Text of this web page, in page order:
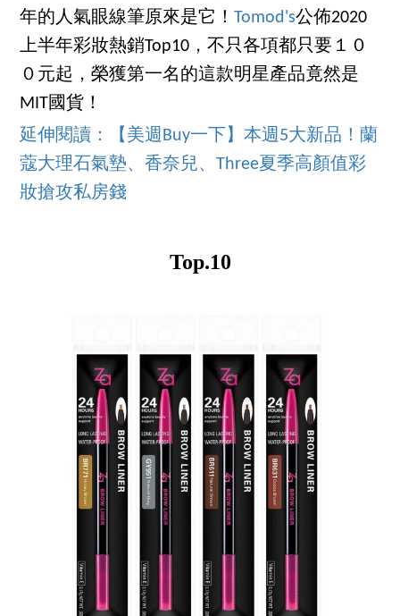
年的人氣眼線筆原來是它！Tomod's公佈2020
上半年彩妝熱銷Top10，不只各項都只要１０
０元起，榮獲第一名的這款明星產品竟然是
MIT國貨！
延伸閱讀：【美週Buy一下】本週5大新品！蘭
蔻大理石氣墊、香奈兒、Three夏季高顏值彩
妝搶攻私房錢
Top.10